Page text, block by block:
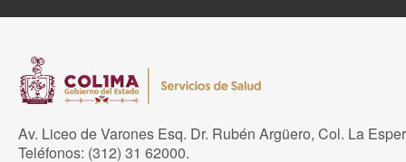
Av. Liceo de Varones Esq. Dr. Rubén Argüero, Col. La
Teléfonos: (312) 31 62000.